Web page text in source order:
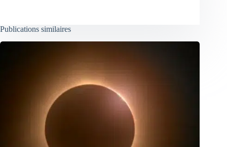
Publications similaires